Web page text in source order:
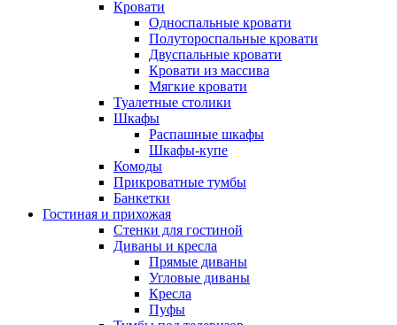
Кровати
Односпальные кровати
Полутороспальные кровати
Двуспальные кровати
Кровати из массива
Мягкие кровати
Туалетные столики
Шкафы
Распашные шкафы
Шкафы-купе
Комоды
Прикроватные тумбы
Банкетки
Гостиная и прихожая
Стенки для гостиной
Диваны и кресла
Прямые диваны
Угловые диваны
Кресла
Пуфы